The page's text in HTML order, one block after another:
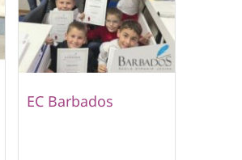
EC Barbados